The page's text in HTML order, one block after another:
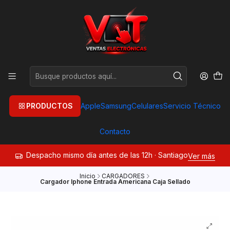
PRODUCTOS AppleSamsungCelularesServicio Técnico
Contacto
Despacho mismo día antes de las 12h · SantiagoVer más
Inicio CARGADORES
Cargador Iphone Entrada Americana Caja Sellado